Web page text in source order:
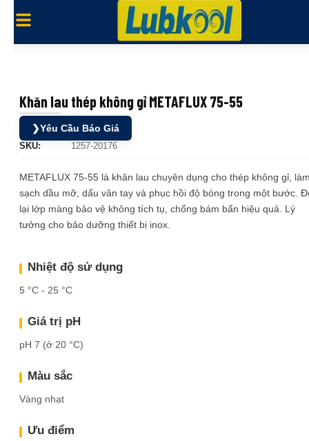
Khăn lau thép không gỉ METAFLUX 75-55
❯Yêu Cầu Báo Giá
SKU: 1257-20176
METAFLUX 75-55 là khăn lau chuyên dụng cho thép không gỉ,
sạch dầu mỡ, dấu vân tay và phục hồi độ bóng trong một bước.
lại lớp màng bảo vệ không tích tụ, chống bám bẩn hiệu quả. Lý
tưởng cho bảo dưỡng thiết bị inox.
Nhiệt độ sử dụng
5 °C - 25 °C
Giá trị pH
pH 7 (ở 20 °C)
Màu sắc
Vàng nhạt
Ưu điểm